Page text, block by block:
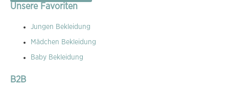
Unsere Favoriten
Jungen Bekleidung
Mädchen Bekleidung
Baby Bekleidung
B2B